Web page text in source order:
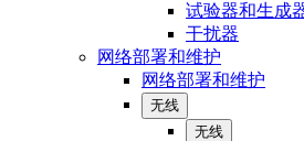
试验器和生成
干扰器
网络部署和维护
网络部署和维护
无线
无线